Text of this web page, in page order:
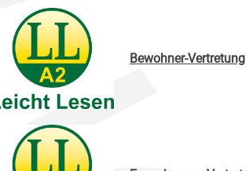
Bewohner-Vertretung